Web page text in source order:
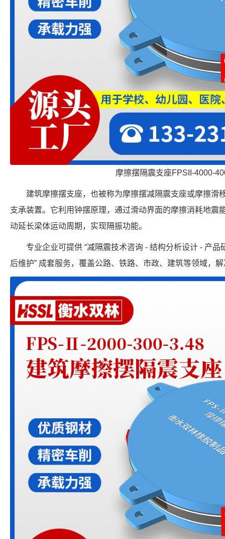
摩擦摆隔震支座FPSII-4000-
建筑摩擦摆支座，也被称为摩擦摆减隔震支座或摩擦滑
支承装置。它利用钟摆原理，通过滑动界面的摩擦消耗地震
动延长梁体运动周期，实现隔振功能。
专业企业可提供 “减隔震技术咨询 - 结构分析设计 - 产
后维护” 成套服务，覆盖公路、铁路、市政、建筑等领域，